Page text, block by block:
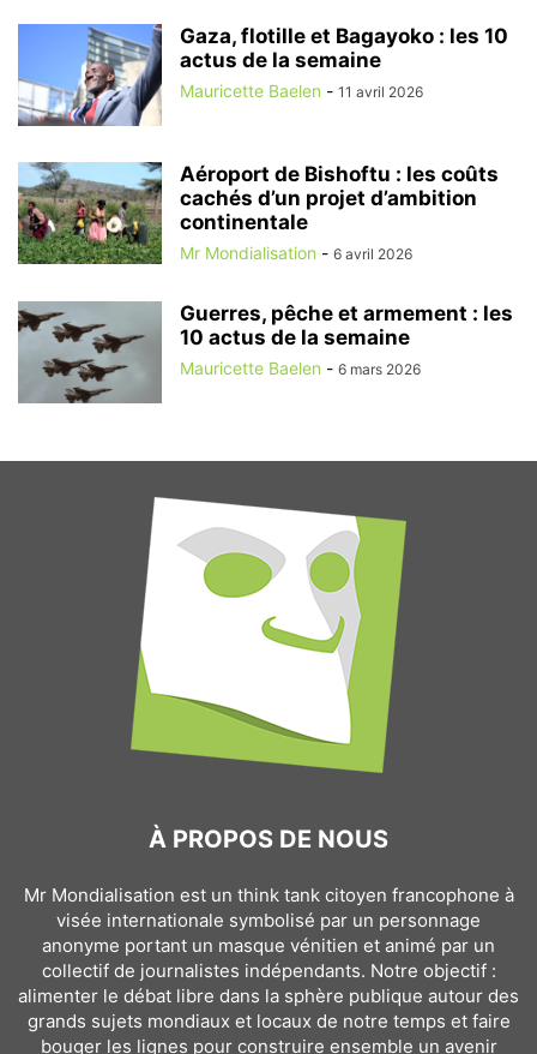
Gaza, flotille et Bagayoko : les 10
actus de la semaine
Mauricette Baelen - 11 avril 2026
Aéroport de Bishoftu : les coûts
cachés d’un projet d’ambition
continentale
Mr Mondialisation - 6 avril 2026
Guerres, pêche et armement : les
10 actus de la semaine
Mauricette Baelen - 6 mars 2026
À PROPOS DE NOUS
Mr Mondialisation est un think tank citoyen francophone à
visée internationale symbolisé par un personnage
anonyme portant un masque vénitien et animé par un
collectif de journalistes indépendants. Notre objectif :
alimenter le débat libre dans la sphère publique autour des
grands sujets mondiaux et locaux de notre temps et faire
bouger les lignes pour construire ensemble un avenir